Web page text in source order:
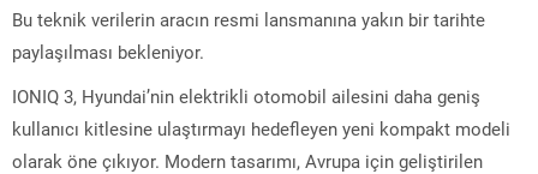
Bu teknik verilerin aracın resmi lansmanına yakın bir tarihte
paylaşılması bekleniyor.
IONIQ 3, Hyundai’nin elektrikli otomobil ailesini daha geniş
kullanıcı kitlesine ulaştırmayı hedefleyen yeni kompakt modeli
olarak öne çıkıyor. Modern tasarımı, Avrupa için geliştirilen